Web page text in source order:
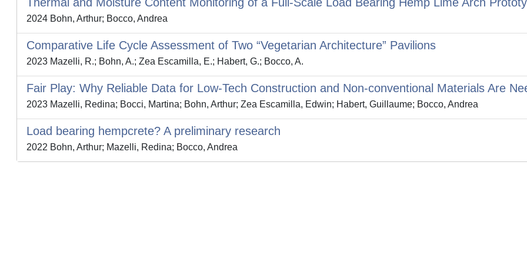
2024 Bohn, Arthur; Bocco, Andrea
Comparative Life Cycle Assessment of Two “Vegetarian Architecture” Pavilions
2023 Mazelli, R.; Bohn, A.; Zea Escamilla, E.; Habert, G.; Bocco, A.
Fair Play: Why Reliable Data for Low-Tech Construction and Non-conventional Materials Are
2023 Mazelli, Redina; Bocci, Martina; Bohn, Arthur; Zea Escamilla, Edwin; Habert, Guillaume; Bocco, Andrea
Load bearing hempcrete? A preliminary research
2022 Bohn, Arthur; Mazelli, Redina; Bocco, Andrea